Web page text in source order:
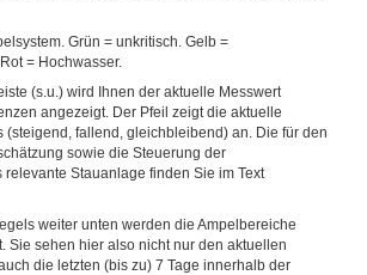
Grün = unkritisch. Gelb =
= Hochwasser.
(s.u.) wird Ihnen der aktuelle Messwert
angezeigt. Der Pfeil zeigt die aktuelle
(steigend, fallend, gleichbleibend) an. Die für den
sowie die Steuerung der
Stauanlage finden Sie im Text
weiter unten werden die Ampelbereiche
Sie sehen hier also nicht nur den aktuellen
die letzten (bis zu) 7 Tage innerhalb der